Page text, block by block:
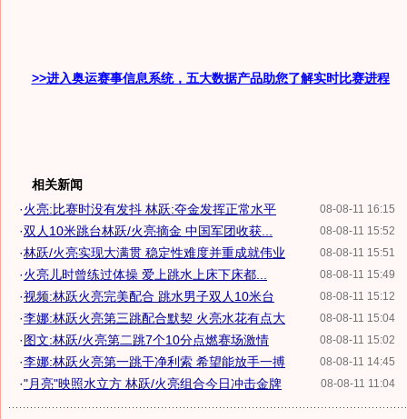
>>进入奥运赛事信息系统，五大数据产品助您了解实时比赛进程
相关新闻
08-08-11 16:15
·火亮:比赛时没有发抖 林跃:夺金发挥正常水平
08-08-11 15:52
·双人10米跳台林跃/火亮摘金 中国军团收获...
08-08-11 15:51
·林跃/火亮实现大满贯 稳定性难度并重成就伟业
08-08-11 15:49
·火亮儿时曾练过体操 爱上跳水上床下床都...
08-08-11 15:12
·视频:林跃火亮完美配合 跳水男子双人10米台
08-08-11 15:04
·李娜:林跃火亮第三跳配合默契 火亮水花有点大
08-08-11 15:02
·图文:林跃/火亮第二跳7个10分点燃赛场激情
08-08-11 14:45
·李娜:林跃火亮第一跳干净利索 希望能放手一搏
08-08-11 11:04
·"月亮"映照水立方 林跃/火亮组合今日冲击金牌